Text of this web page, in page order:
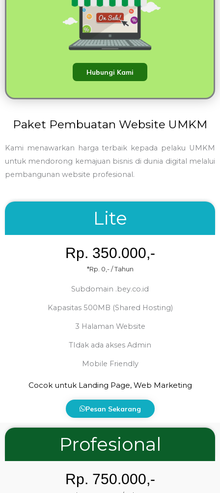
Hubungi Kami
Paket Pembuatan Website UMKM
Kami menawarkan harga terbaik kepada pelaku UMKM
untuk mendorong kemajuan bisnis di dunia digital melalui
pembangunan website profesional.
Lite
Rp. 350.000,-
*Rp. 0,- / Tahun
Subdomain .bey.co.id
Kapasitas 500MB (Shared Hosting)
3 Halaman Website
TIdak ada akses Admin
Mobile Friendly
Cocok untuk Landing Page, Web Marketing
Pesan Sekarang
Profesional
Rp. 750.000,-